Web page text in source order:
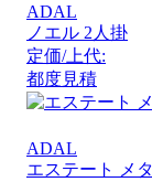
ADAL
ノエル 2人掛
定価/上代:
都度見積
ADAL
エステート メ